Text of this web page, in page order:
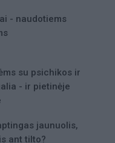
- naudotiems
su psichikos ir
- ir pietinėje
jaunuolis,
ant tilto?